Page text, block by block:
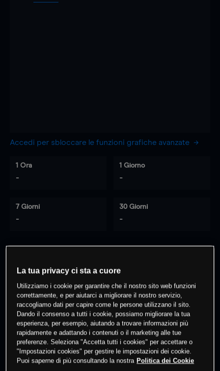
Accedi per sbloccare le funzioni grafiche avanzate
1 Ora
-
1 Giorno
-
7 Giorni
-
30 Giorni
-
questo prodotto
Fai trading
La tua privacy ci sta a cuore
Utilizziamo i cookie per garantire che il nostro sito web funzioni
correttamente, e per aiutarci a migliorare il nostro servizio,
raccogliamo dati per capire come le persone utilizzano il sito.
Dando il consenso a tutti i cookie, possiamo migliorare la tua
esperienza, per esempio, aiutando a trovare informazioni più
rapidamente e adattando i contenuti o il marketing alle tue
preferenze. Seleziona "Accetta tutti i cookies" per accettare o
"Impostazioni cookies" per gestire le impostazioni dei cookie.
Puoi saperne di più consultando la nostra Politica dei Cookie